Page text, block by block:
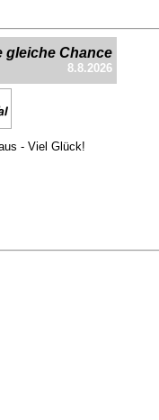
gleiche Chance
8.8.2026
- Viel Glück!